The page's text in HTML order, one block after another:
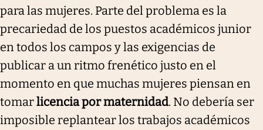
para las mujeres. Parte del problema es la
precariedad de los puestos académicos junior
en todos los campos y las exigencias de
publicar a un ritmo frenético justo en el
momento en que muchas mujeres piensan en
tomarlicencia por maternidad. No debería ser
imposible replantear los trabajos académicos